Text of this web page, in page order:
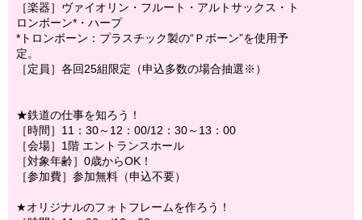
［楽器］ヴァイオリン・フルート・アルトサックス・ト
ロンボーン*・ハープ
*トロンボーン：プラスチック製の“Ｐボーン”を使用予
定。
［定員］各回25組限定（申込多数の場合抽選※）
★鉄道の仕事を知ろう！
［時間］11：30～12：00/12：30～13：00
［会場］1階 エントランスホール
［対象年齢］0歳からOK！
［参加費］参加無料（申込不要）
★オリジナルのフォトフレームを作ろう！